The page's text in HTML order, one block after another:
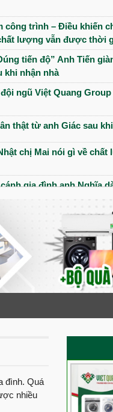
công trình – Điều khiến
lượng vẫn được thời
tiến độ” Anh Tiến
khi nhận nhà
ngũ Việt Quang
thật từ anh Giác sau
chị Mai nói gì về
gia đình anh Nghĩa
Quang Group
nhà phố tân cổ điển cho
đôi vợ chống trẻ có gì?
Anh Minh đánh giá cao
3 lầu chú Liệt đánh
cô Nga nói gì về Việt
ngôi nhà 1 trệt 2 lầu
chồng Anh Hào chị
đình. Quá
nhiều